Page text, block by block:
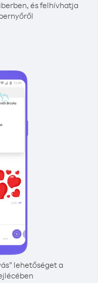
és felhívhatja
lehetőséget a